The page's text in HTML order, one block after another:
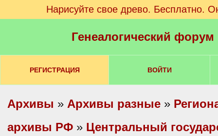
Нарисуйте свое древо. Бесплатно.
Генеалогический
РЕГИСТРАЦИЯ ВОЙТИ
Архивы » Архивы разные »
архивы РФ » Центральный